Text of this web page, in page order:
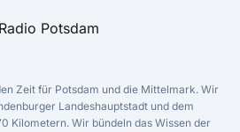
Zeit für Potsdam und die Mittelmark. Wir
Landeshauptstadt und dem
Kilometern. Wir bündeln das Wissen der